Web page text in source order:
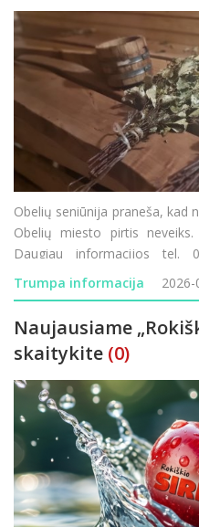
Obelių seniūnija praneša, kad
Obelių miesto pirtis
Daugiau informacijos tel.
obeliu.seniunija@rokiskis.lt
Trumpa informacija
Naujausiame
skaitykite (0)